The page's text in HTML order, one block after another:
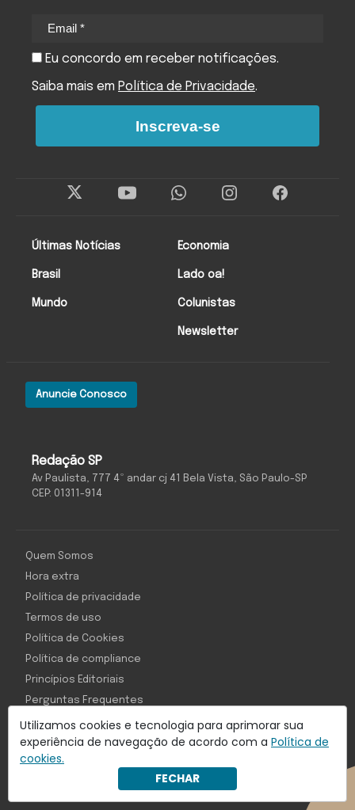
Utilizamos cookies e tecnologia para aprimorar sua
experiência de navegação de acordo com a Política de
cookies.
FECHAR
Redação SP
Av Paulista, 777 4º andar cj 41 Bela Vista, São Paulo-SP
CEP: 01311-914
Anuncie Conosco
Últimas Notícias
Brasil
Mundo
Economia
Lado oa!
Colunistas
Newsletter
Eu concordo em receber notificações.
Saiba mais em Política de Privacidade.
Inscreva-se
Com inteligência e tecnologia:
Object1ve - Marketing Solution
Quem Somos
Hora extra
Política de privacidade
Termos de uso
Política de Cookies
Política de compliance
Princípios Editoriais
Perguntas Frequentes